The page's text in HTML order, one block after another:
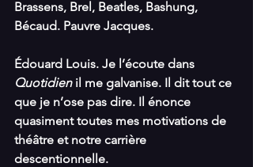
Brassens, Brel, Beatles, Bashung,
Bécaud. Pauvre Jacques.
Édouard Louis. Je l’écoute dans
Quotidien il me galvanise. Il dit tout ce
que je n’ose pas dire. Il énonce
quasiment toutes mes motivations de
théâtre et notre carrière
descentionnelle.